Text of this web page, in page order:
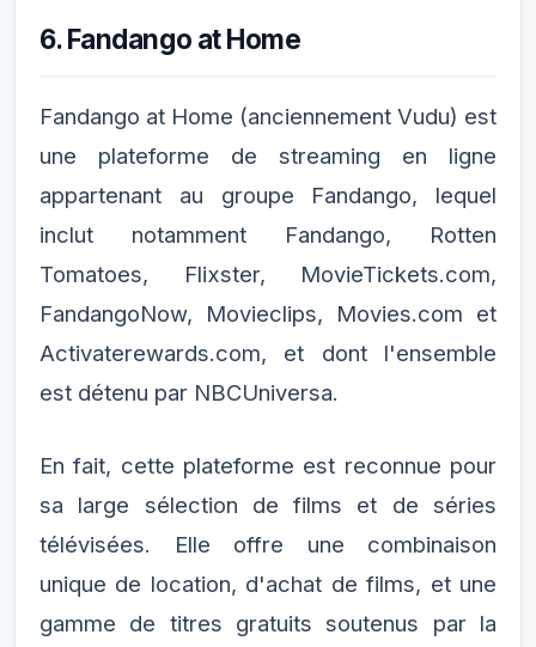
6. Fandango at Home
Fandango at Home (anciennement Vudu) est
une plateforme de streaming en ligne
appartenant au groupe Fandango, lequel
inclut notamment Fandango, Rotten
Tomatoes, Flixster, MovieTickets.com,
FandangoNow, Movieclips, Movies.com et
Activaterewards.com, et dont l'ensemble
est détenu par NBCUniversa.
En fait, cette plateforme est reconnue pour
sa large sélection de films et de séries
télévisées. Elle offre une combinaison
unique de location, d'achat de films, et une
gamme de titres gratuits soutenus par la